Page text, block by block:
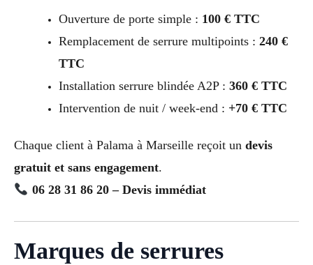
Ouverture de porte simple : 100 € TTC
Remplacement de serrure multipoints : 240 €
TTC
Installation serrure blindée A2P : 360 € TTC
Intervention de nuit / week-end : +70 € TTC
Chaque client à Palama à Marseille reçoit un devis
gratuit et sans engagement.
06 28 31 86 20 – Devis immédiat
Marques de serrures